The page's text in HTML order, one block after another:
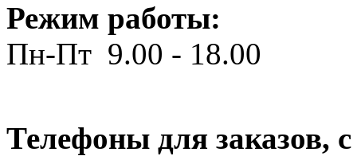
Режим работы:
Пн-Пт 9.00 - 18.00
Телефоны для заказов,